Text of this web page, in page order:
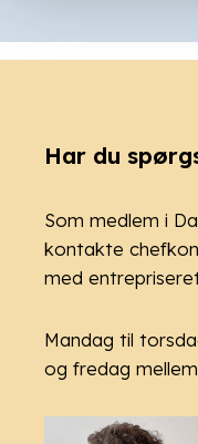
Har du
Som medlem i
kontakte
med
Mandag til
og fredag